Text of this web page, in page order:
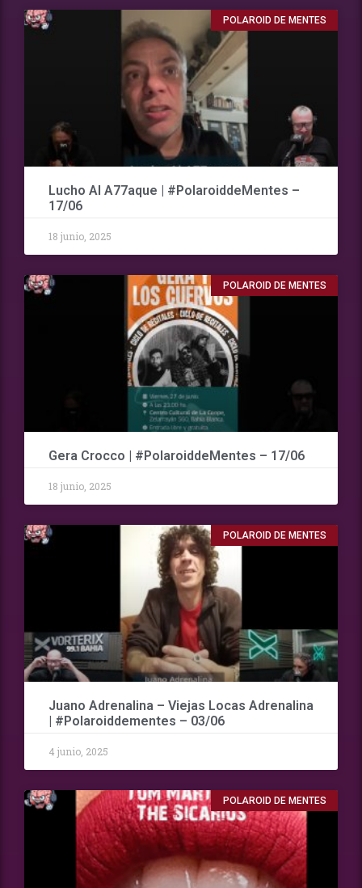
POLAROID DE MENTES
Lucho Al A77aque | #PolaroiddeMentes –
17/06
18 junio, 2025
POLAROID DE MENTES
Gera Crocco | #PolaroiddeMentes – 17/06
18 junio, 2025
POLAROID DE MENTES
Juano Adrenalina – Viejas Locas Adrenalina
| #Polaroiddementes – 03/06
4 junio, 2025
POLAROID DE MENTES